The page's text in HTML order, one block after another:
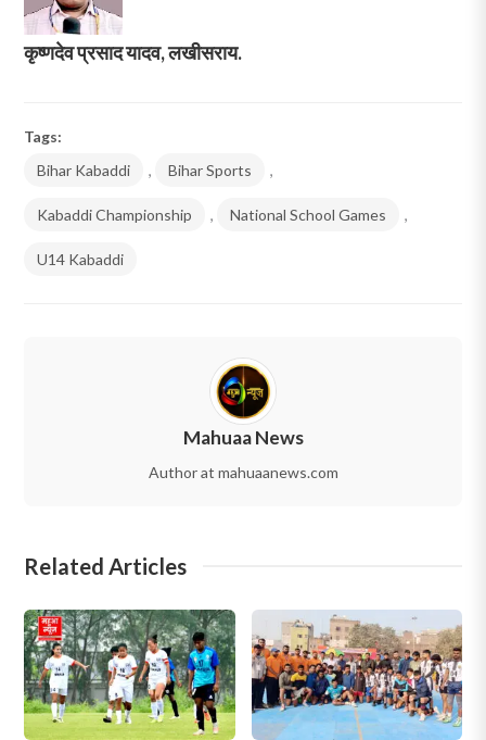
कृष्णदेव प्रसाद यादव, लखीसराय.
Tags:
Bihar Kabaddi
, Bihar Sports ,
Kabaddi Championship , National School Games ,
U14 Kabaddi
Mahuaa News
Author at mahuaanews.com
Related Articles